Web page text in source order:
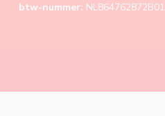
btw-nummer: NL864762872B01